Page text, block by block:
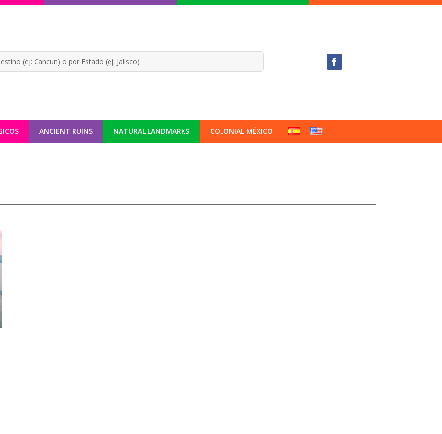
ANCIENT RUINS NATURAL LANDMARKS COLONIAL MÉXICO